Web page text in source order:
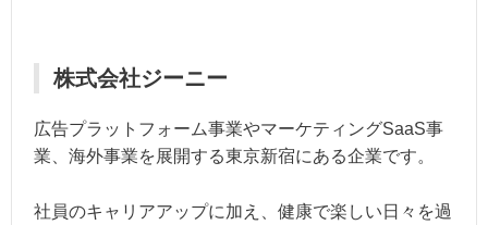
株式会社ジーニー
広告プラットフォーム事業やマーケティングSaaS事
業、海外事業を展開する東京新宿にある企業です。
社員のキャリアアップに加え、健康で楽しい日々を過